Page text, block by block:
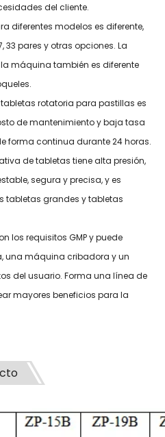
del cliente.
diferentes modelos es diferente,
33 pares y otras opciones. La
máquina también es diferente
rotatoria para pastillas es
de mantenimiento y baja tasa
forma continua durante 24 horas.
de tabletas tiene alta presión,
segura y precisa, y es
tabletas grandes y tabletas
los requisitos GMP y puede
una máquina cribadora y un
del usuario. Forma una línea de
mayores beneficios para la